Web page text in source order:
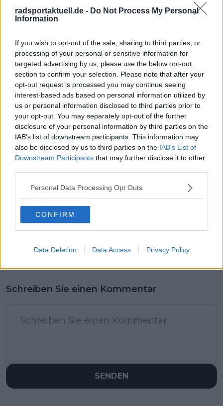
radsportaktuell.de - Do Not Process My Personal
Information
If you wish to opt-out of the sale, sharing to third parties, or
processing of your personal or sensitive information for
targeted advertising by us, please use the below opt-out
section to confirm your selection. Please note that after your
opt-out request is processed you may continue seeing
interest-based ads based on personal information utilized by
us or personal information disclosed to third parties prior to
your opt-out. You may separately opt-out of the further
disclosure of your personal information by third parties on the
IAB’s list of downstream participants. This information may
also be disclosed by us to third parties on the IAB’s List of
Downstream Participants that may further disclose it to other
Personal Data Processing Opt Outs
CONFIRM
Data Deletion Data Access Privacy Policy
Klatscht
Vorheriger Artikel
Mathieu van der Poel
& Fem van Empel an
der Spitze der
niederländischen
Auswahl für den
World Cup in
Hoogerheide - letzte
Station auf dem Weg
zur Weltmeisterschaft
Nächster Artikel
VIDEO: Wout van Aert
und Fem van Empel
feiern doppelten
Team Visma - Lease a
Bike Erfolg in
Benidorm
Schreiben Sie einen Kommentar
SENDEN